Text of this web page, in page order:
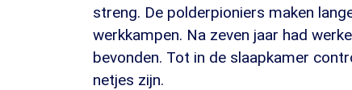
streng. De polderpioniers maken
werkkampen. Na zeven jaar had
bevonden. Tot in de slaapkamer
netjes zijn.